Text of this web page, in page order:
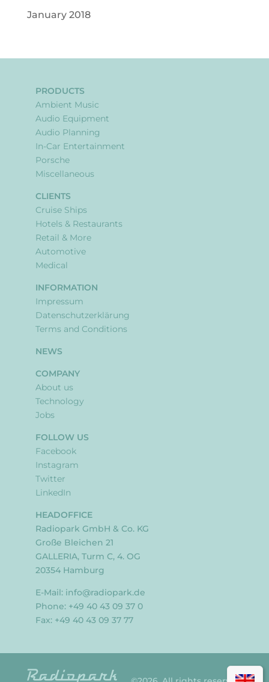
January 2018
PRODUCTS
Ambient Music
Audio Equipment
Audio Planning
In-Car Entertainment
Porsche
Miscellaneous
CLIENTS
Cruise Ships
Hotels & Restaurants
Retail & More
Automotive
Medical
INFORMATION
Impressum
Datenschutzerklärung
Terms and Conditions
NEWS
COMPANY
About us
Technology
Jobs
FOLLOW US
Facebook
Instagram
Twitter
LinkedIn
HEADOFFICE
Radiopark GmbH & Co. KG
Große Bleichen 21
GALLERIA, Turm C, 4. OG
20354 Hamburg
E-Mail: info@radiopark.de
Phone: +49 40 43 09 37 0
Fax: +49 40 43 09 37 77